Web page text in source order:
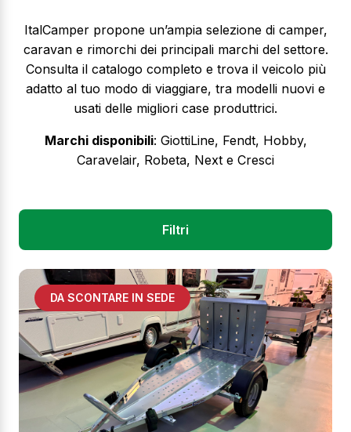
ItalCamper propone un’ampia selezione di camper,
caravan e rimorchi dei principali marchi del settore.
Consulta il catalogo completo e trova il veicolo più
adatto al tuo modo di viaggiare, tra modelli nuovi e
usati delle migliori case produttrici.
Marchi disponibili: GiottiLine, Fendt, Hobby,
Caravelair, Robeta, Next e Cresci
Filtri
DA SCONTARE IN SEDE